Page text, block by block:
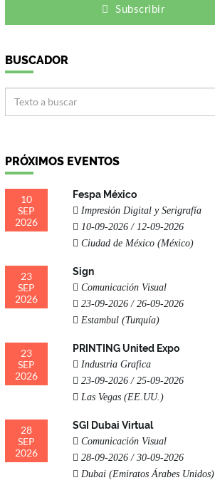
Subscribir
BUSCADOR
PRÓXIMOS EVENTOS
10
SEP
2026
Fespa México
Impresión Digital y Serigrafía
10-09-2026 / 12-09-2026
Ciudad de México (México)
23
SEP
2026
Sign
Comunicación Visual
23-09-2026 / 26-09-2026
Estambul (Turquía)
23
SEP
2026
PRINTING United Expo
Industria Grafica
23-09-2026 / 25-09-2026
Las Vegas (EE.UU.)
28
SEP
2026
SGI Dubai Virtual
Comunicación Visual
28-09-2026 / 30-09-2026
Dubai (Emiratos Árabes Unidos)